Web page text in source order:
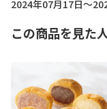
2024年07月17日～
この商品を見た